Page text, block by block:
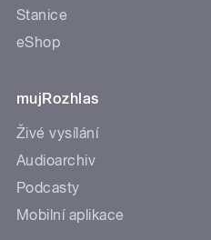
Stanice
eShop
mujRozhlas
Živé vysílání
Audioarchiv
Podcasty
Mobilní aplikace